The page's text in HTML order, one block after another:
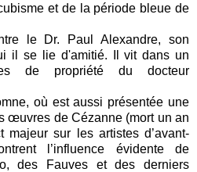
et de la période bleue de
le Dr. Paul Alexandre, son
il se lie d'amitié. Il vit dans un
de propriété du docteur
où est aussi présentée une
œuvres de Cézanne (mort un an
sur les artistes d’avant-
l’influence évidente de
des Fauves et des derniers